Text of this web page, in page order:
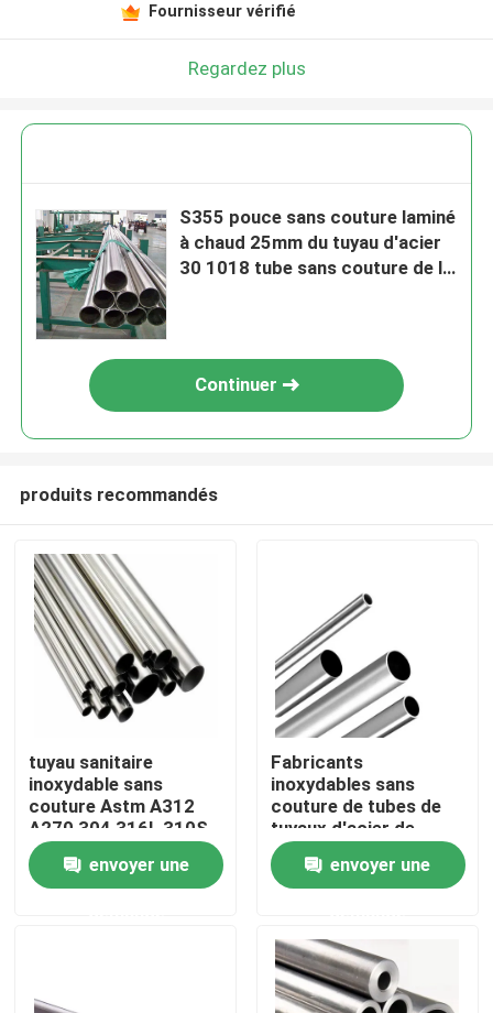
Accueil
Contacts
Fournisseur vérifié
Regardez plus
S355 pouce sans couture laminé
à chaud 25mm du tuyau d'acier
30 1018 tube sans couture de la
Continuer
produits recommandés
tuyau sanitaire
inoxydable sans
couture Astm A312
A270 304 316L 310S
d'acier inoxydable de
tuyau d'acier de 25mm
envoyer une
Fabricants
inoxydables sans
couture de tubes de
tuyaux d'acier de
solides solubles 321
16mm 16 échangeur
de chaleur de la
envoyer une